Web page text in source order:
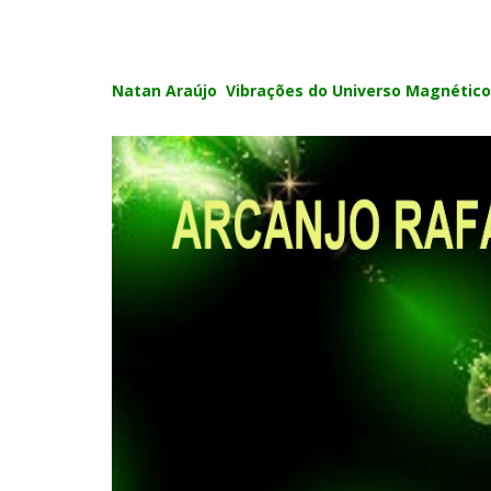
Natan Araújo Vibrações do Universo